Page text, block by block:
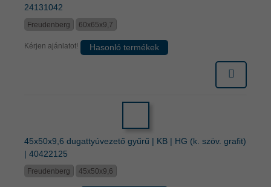
24131042
Freudenberg 60x65x9,7
Kérjen ajánlatot! Hasonló termékek
45x50x9,6 dugattyúvezető gyűrű | KB | HG (k. szöv. grafit)
| 40422125
Freudenberg 45x50x9,6